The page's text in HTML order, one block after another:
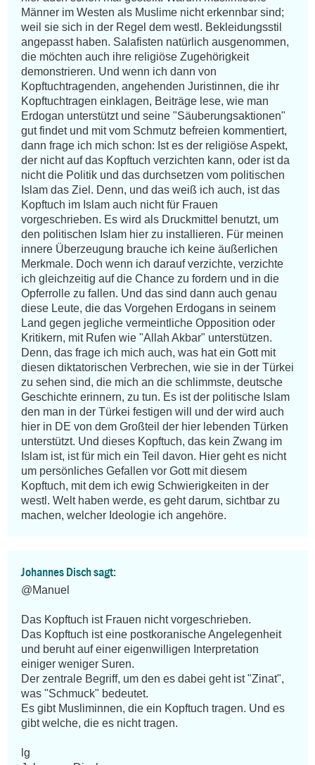
Männer im Westen als Muslime nicht erkennbar sind;
weil sie sich in der Regel dem westl. Bekleidungsstil
angepasst haben. Salafisten natürlich ausgenommen,
die möchten auch ihre religiöse Zugehörigkeit
demonstrieren. Und wenn ich dann von
Kopftuchtragenden, angehenden Juristinnen, die ihr
Kopftuchtragen einklagen, Beiträge lese, wie man
Erdogan unterstützt und seine "Säuberungsaktionen"
gut findet und mit vom Schmutz befreien kommentiert,
dann frage ich mich schon: Ist es der religiöse Aspekt,
der nicht auf das Kopftuch verzichten kann, oder ist da
nicht die Politik und das durchsetzen vom politischen
Islam das Ziel. Denn, und das weiß ich auch, ist das
Kopftuch im Islam auch nicht für Frauen
vorgeschrieben. Es wird als Druckmittel benutzt, um
den politischen Islam hier zu installieren. Für meinen
innere Überzeugung brauche ich keine äußerlichen
Merkmale. Doch wenn ich darauf verzichte, verzichte
ich gleichzeitig auf die Chance zu fordern und in die
Opferrolle zu fallen. Und das sind dann auch genau
diese Leute, die das Vorgehen Erdogans in seinem
Land gegen jegliche vermeintliche Opposition oder
Kritikern, mit Rufen wie "Allah Akbar" unterstützen.
Denn, das frage ich mich auch, was hat ein Gott mit
diesen diktatorischen Verbrechen, wie sie in der Türkei
zu sehen sind, die mich an die schlimmste, deutsche
Geschichte erinnern, zu tun. Es ist der politische Islam
den man in der Türkei festigen will und der wird auch
hier in DE von dem Großteil der hier lebenden Türken
unterstützt. Und dieses Kopftuch, das kein Zwang im
Islam ist, ist für mich ein Teil davon. Hier geht es nicht
um persönliches Gefallen vor Gott mit diesem
Kopftuch, mit dem ich ewig Schwierigkeiten in der
westl. Welt haben werde, es geht darum, sichtbar zu
machen, welcher Ideologie ich angehöre.
Johannes Disch sagt:
@Manuel
Das Kopftuch ist Frauen nicht vorgeschrieben.
Das Kopftuch ist eine postkoranische Angelegenheit
und beruht auf einer eigenwilligen Interpretation
einiger weniger Suren.
Der zentrale Begriff, um den es dabei geht ist "Zinat",
was "Schmuck" bedeutet.
Es gibt Musliminnen, die ein Kopftuch tragen. Und es
gibt welche, die es nicht tragen.
lg